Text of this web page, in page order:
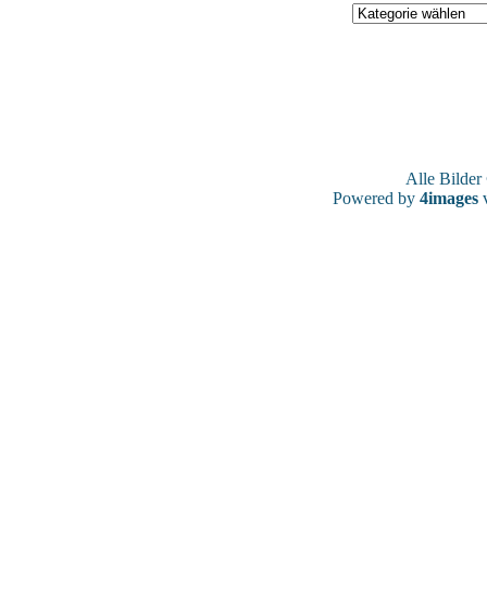
Alle
Powered by 4images